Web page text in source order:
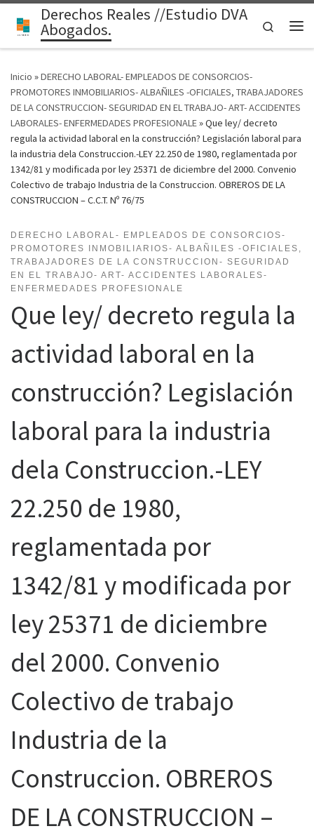
Saltar al contenido
Derechos Reales //Estudio DVA
Abogados.
Search
Inicio »DERECHO LABORAL- EMPLEADOS DE CONSORCIOS-
PROMOTORES INMOBILIARIOS- ALBAÑILES -OFICIALES, TRABAJADORES
DE LA CONSTRUCCION- SEGURIDAD EN EL TRABAJO- ART- ACCIDENTES
LABORALES- ENFERMEDADES PROFESIONALE»Que ley/ decreto
regula la actividad laboral en la construcción? Legislación laboral para
la industria dela Construccion.-LEY 22.250 de 1980, reglamentada por
1342/81 y modificada por ley 25371 de diciembre del 2000. Convenio
Colectivo de trabajo Industria de la Construccion. OBREROS DE LA
CONSTRUCCION – C.C.T. Nº 76/75
DERECHO LABORAL- EMPLEADOS DE CONSORCIOS-
PROMOTORES INMOBILIARIOS- ALBAÑILES -OFICIALES,
TRABAJADORES DE LA CONSTRUCCION- SEGURIDAD
EN EL TRABAJO- ART- ACCIDENTES LABORALES-
ENFERMEDADES PROFESIONALE
Que ley/ decreto regula la
actividad laboral en la
construcción? Legislación
laboral para la industria
dela Construccion.-LEY
22.250 de 1980,
reglamentada por
1342/81 y modificada por
ley 25371 de diciembre
del 2000. Convenio
Colectivo de trabajo
Industria de la
Construccion. OBREROS
DE LA CONSTRUCCION –